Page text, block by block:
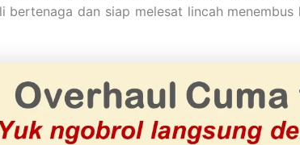
bertenaga dan siap melesat lincah